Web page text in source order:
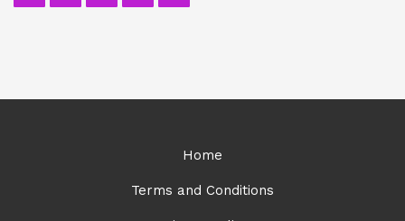
Home
Terms and Conditions